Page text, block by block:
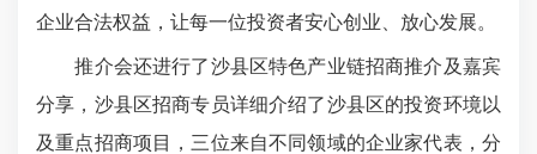
企业合法权益，让每一位投资者安心创业、放心发展。
推介会还进行了沙县区特色产业链招商推介及嘉宾
分享，沙县区招商专员详细介绍了沙县区的投资环境以
及重点招商项目，三位来自不同领域的企业家代表，分